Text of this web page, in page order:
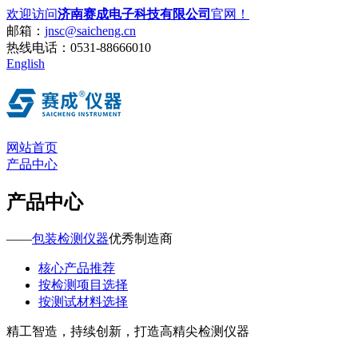
欢迎访问济南赛成电子科技有限公司 官网！
邮箱： jnsc@saicheng.cn
热线电话： 0531-88666010
English
网站首页
产品中心
产品中心
——包装检测仪器优秀制造商
核心产品推荐
按检测项目选择
按测试材料选择
精工智造，持续创新，打造高精尖检测仪器